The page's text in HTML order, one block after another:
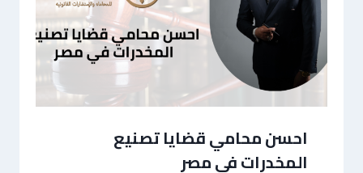
احسن محامي قضايا تصنيع
المخدرات في مصر